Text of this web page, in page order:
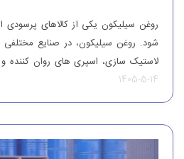
روغن سیلیکون یکی از کالاهای
شود. روغن سیلیکون، در صنایع مختلفی
لاستیک سازی، اسپری های روان کننده و …
این محصول را از کشورهای همچون
کشور می کنند تا بدین طریق نیاز […]
1405-5-14